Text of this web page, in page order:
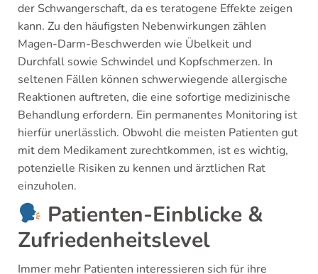
der Schwangerschaft, da es teratogene Effekte zeigen
kann. Zu den häufigsten Nebenwirkungen zählen
Magen-Darm-Beschwerden wie Übelkeit und
Durchfall sowie Schwindel und Kopfschmerzen. In
seltenen Fällen können schwerwiegende allergische
Reaktionen auftreten, die eine sofortige medizinische
Behandlung erfordern. Ein permanentes Monitoring ist
hierfür unerlässlich. Obwohl die meisten Patienten gut
mit dem Medikament zurechtkommen, ist es wichtig,
potenzielle Risiken zu kennen und ärztlichen Rat
einzuholen.
Patienten-Einblicke &
Zufriedenheitslevel
Immer mehr Patienten interessieren sich für ihre